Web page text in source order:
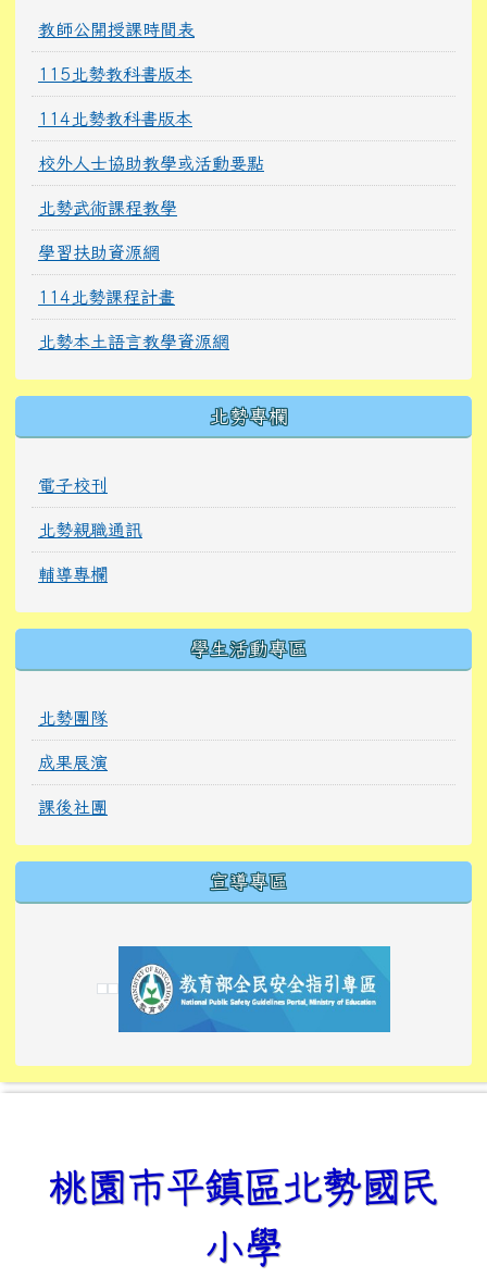
教師公開授課時間表
115北勢教科書版本
114北勢教科書版本
校外人士協助教學或活動要點
北勢武術課程教學
學習扶助資源網
114北勢課程計畫
北勢本土語言教學資源網
北勢專欄
電子校刊
北勢親職通訊
輔導專欄
學生活動專區
北勢團隊
成果展演
課後社團
宣導專區
link to https://
link to https://10000.gov.tw/
link to https://
link to https://10000.gov.tw/
link to https://
link to https://
link to https://i.win.org.tw/
link to https://
link to https://
link to https://
link to https://
桃園市平鎮區北勢國民
小學